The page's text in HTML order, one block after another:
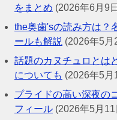
をまとめ (2026年6月9
the奥歯'sの読み方は？
ールも解説 (2026年5月
話題のカヌチュロとは
についても (2026年5月
プライドの高い深夜の
フィール (2026年5月11